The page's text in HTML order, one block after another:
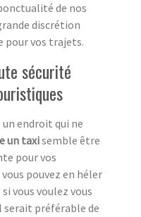
de nos
discrétion
pour vos trajets.
sécurité
un endroit qui ne
un taxisemble être
pour vos
pouvez en héler
si vous voulez vous
serait préférable de